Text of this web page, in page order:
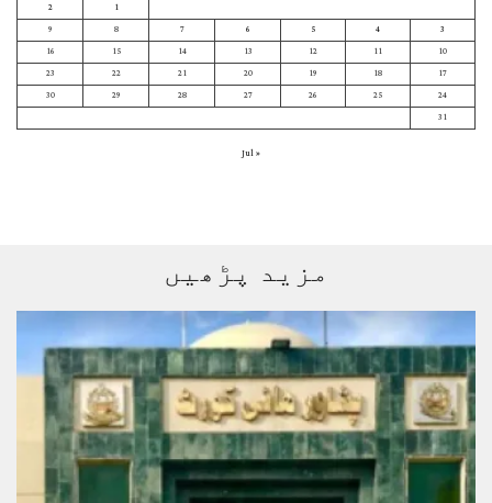
1
2
3
4
5
6
7
8
9
10
11
12
13
14
15
16
17
18
19
20
21
22
23
24
25
26
27
28
29
30
31
« Jul
مزید پڑھیں